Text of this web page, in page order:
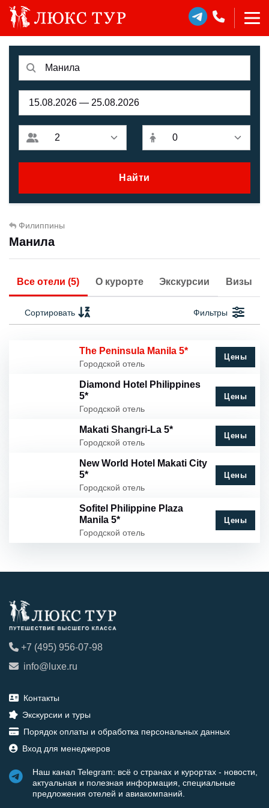
Найти
Филиппины
Манила
Все отели (5) О курорте Экскурсии Визы
Сортировать Фильтры
The Peninsula Manila 5*
Городской отель
Цены
Diamond Hotel Philippines
5*
Городской отель
Цены
Makati Shangri-La 5*
Городской отель
Цены
New World Hotel Makati City
5*
Городской отель
Цены
Sofitel Philippine Plaza
Manila 5*
Городской отель
Цены
+7 (495) 956-07-98
info@luxe.ru
Контакты
Экскурсии и туры
Порядок оплаты и обработка персональных данных
Вход для менеджеров
Наш канал Telegram: всё о странах и курортах - новости,
актуальная и полезная информация, специальные
предложения отелей и авиакомпаний.